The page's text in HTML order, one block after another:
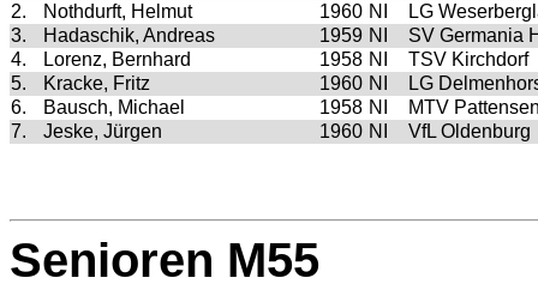
2.
Nothdurft, Helmut 1960 NI
LG
3.
Hadaschik, Andreas 1959 NI
SV Germania
4.
Lorenz, Bernhard 1958 NI
TSV Kirchdorf
5.
Kracke, Fritz 1960 NI
LG
6.
Bausch, Michael 1958 NI
MTV
7.
Jeske, Jürgen 1960 NI VfL Oldenburg
Senioren M55